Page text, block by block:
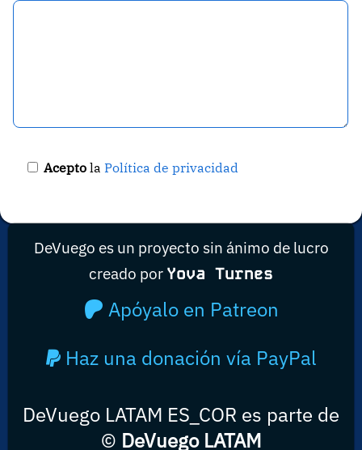
Acepto laPolítica de privacidad
DeVuego es un proyecto sin ánimo de lucro
creado por Yova Turnes
Apóyalo en Patreon
Haz una donación vía PayPal
DeVuego LATAM ES_COR es parte de
© DeVuego LATAM